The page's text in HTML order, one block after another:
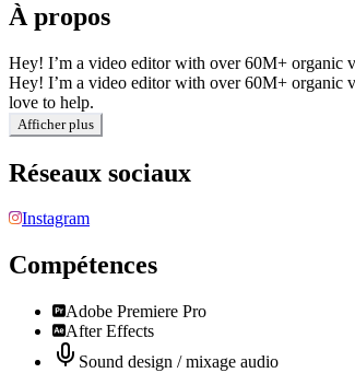
À propos
Hey! I’m a video editor with over 60M+ organic
Hey! I’m a video editor with over 60M+ organic
love to help.
Afficher plus
Réseaux sociaux
Instagram
Compétences
Adobe Premiere Pro
After Effects
Sound design / mixage audio